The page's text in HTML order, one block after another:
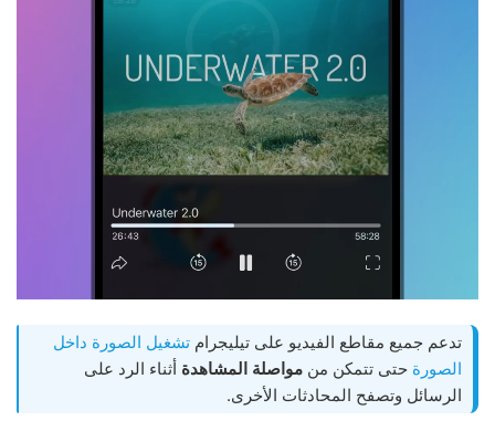
تدعم جميع مقاطع الفيديو على تيليجرام تشغيل الصورة داخل
الصورة حتى تتمكن من مواصلة المشاهدة أثناء الرد على
الرسائل وتصفح المحادثات الأخرى.